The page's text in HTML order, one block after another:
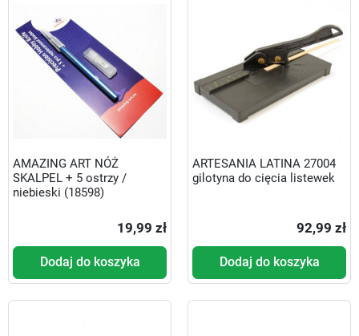
AMAZING ART NÓŻ
SKALPEL + 5 ostrzy /
niebieski (18598)
19,99 zł
Dodaj do koszyka
ARTESANIA LATINA 27004
gilotyna do cięcia listewek
92,99 zł
Dodaj do koszyka